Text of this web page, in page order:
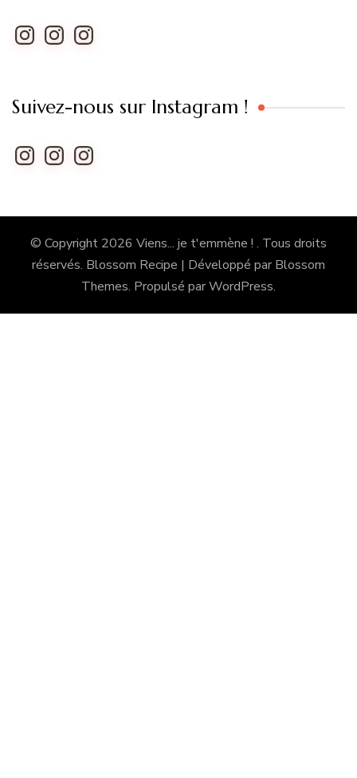
Instagram
InstagramInstagram
Suivez-nous sur Instagram !
Instagram
InstagramInstagram
© Copyright 2026 Viens... je t'emmène ! . Tous droits
réservés. Blossom Recipe | Développé par Blossom
Themes. Propulsé parWordPress.